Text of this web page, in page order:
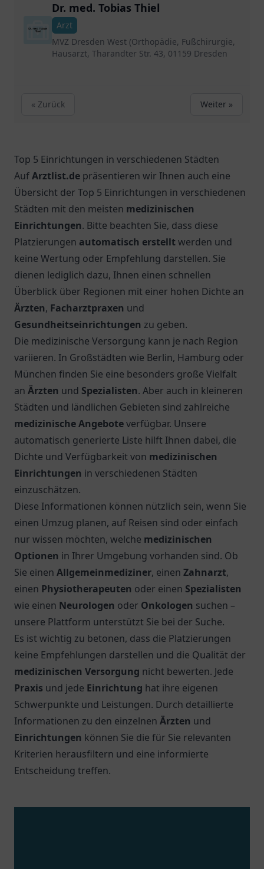
Dr. med. Tobias Thiel
Arzt
MVZ Dresden West (Orthopädie, Fußchirurgie,
Hausarzt, Tharandter Str. 43, 01159 Dresden
« Zurück Weiter »
Top 5 Einrichtungen in verschiedenen Städten
AufArztlist.de präsentieren wir Ihnen auch eine
Übersicht der Top 5 Einrichtungen in verschiedenen
Städten mit den meisten medizinischen
Einrichtungen. Bitte beachten Sie, dass diese
Platzierungen automatisch erstelltwerden und
keine Wertung oder Empfehlung darstellen. Sie
dienen lediglich dazu, Ihnen einen schnellen
Überblick über Regionen mit einer hohen Dichte an
Ärzten, Facharztpraxen und
Gesundheitseinrichtungen zu geben.
Die medizinische Versorgung kann je nach Region
variieren. In Großstädten wie Berlin, Hamburg oder
München finden Sie eine besonders große Vielfalt
an Ärzten und Spezialisten. Aber auch in kleineren
Städten und ländlichen Gebieten sind zahlreiche
medizinische Angeboteverfügbar. Unsere
automatisch generierte Liste hilft Ihnen dabei, die
Dichte und Verfügbarkeit von medizinischen
Einrichtungen in verschiedenen Städten
einzuschätzen.
Diese Informationen können nützlich sein, wenn Sie
einen Umzug planen, auf Reisen sind oder einfach
nur wissen möchten, welche medizinischen
Optionen in Ihrer Umgebung vorhanden sind. Ob
Sie einen Allgemeinmediziner, einen Zahnarzt,
einen Physiotherapeuten oder einen Spezialisten
wie einen Neurologen oder Onkologen suchen –
unsere Plattform unterstützt Sie bei der Suche.
Es ist wichtig zu betonen, dass die Platzierungen
keine Empfehlungen darstellen und die Qualität der
medizinischen Versorgung nicht bewerten. Jede
Praxis und jede Einrichtung hat ihre eigenen
Schwerpunkte und Leistungen. Durch detaillierte
Informationen zu den einzelnen Ärzten und
Einrichtungen können Sie die für Sie relevanten
Kriterien herausfiltern und eine informierte
Entscheidung treffen.